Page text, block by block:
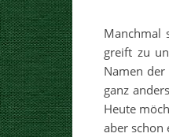
Manchmal
greift zu
Namen
ganz
Heute
aber schon